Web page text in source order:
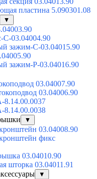
пластина 5.090301.08
▼
03.04004.90
зажим-С-03.04015.90
зажим-Р-03.04016.90
03.04007.90
03.04006.90
▼
03.04008.90
фикс
03.04010.90
шторка 03.04011.91
▼